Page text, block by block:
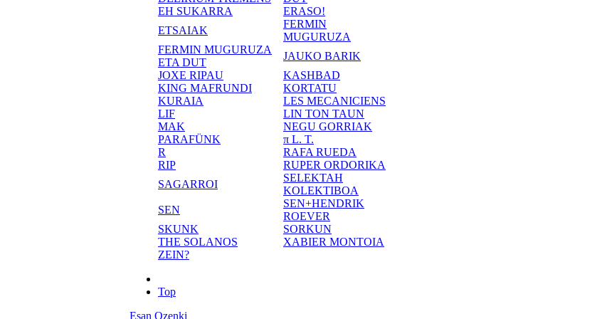
EH SUKARRA
ERASO!
ETSAIAK
FERMIN
MUGURUZA
FERMIN MUGURUZA
ETA DUT
JAUKO BARIK
JOXE RIPAU
KASHBAD
KING MAFRUNDI
KORTATU
KURAIA
LES MECANICIENS
LIF
LIN TON TAUN
MAK
NEGU GORRIAK
PARAFÜNK
π L. T.
R
RAFA RUEDA
RIP
RUPER ORDORIKA
SAGARROI
SELEKTAH
KOLEKTIBOA
SEN
SEN+HENDRIK
ROEVER
SKUNK
SORKUN
THE SOLANOS
XABIER MONTOIA
ZEIN?
Top
Esan Ozenki